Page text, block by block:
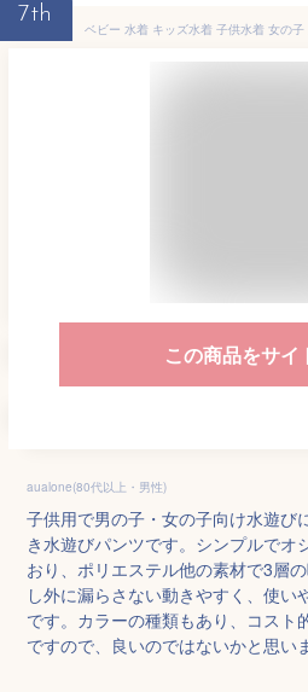
7th
この商品をサイ
aualone(80代以上・男性)
子供用で男の子・女の子向け水遊び
き水遊びパンツです。シンプルでオ
おり、ポリエステル他の素材で3層
し外に漏らさない動きやすく、使い
です。カラーの種類もあり、コスト
ですので、良いのではないかと思い